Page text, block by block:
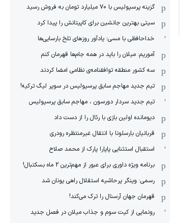
گزینه پرسپولیس با ۷۰ میلیارد تومان به فروش رسید
سیتی بهترین جانشین برای کاپیتانش را پیدا کرد
خداحافظی با مسی؛ یادآور روزهای تلخ بارسایی‌ها
آموریم: میلان را باید در همه جام‌ها قهرمان کنم
سه کشور منطقه توافقنامه‌ی نظامی امضا کردند
تیم جدید مهاجم سابق پرسپولیس در سوپر لیگ ترکیه!
تیم جدید سردار دورسون ، مهاجم سابق پرسپولیس
دیومانده اولین بازی با رئال را از دست داد
قربانیان بارسلونا با انتقال غیرمنتظره رودری
استقبال استثنایی پاپارا پارک از محمد صلاح
برنامه ویژه داوری برای عبور از مهم‌ترین 2 ماه بسکتبال!
رسمی: وینگر پرحاشیه استقلال راهی یونان شد
قهرمان جهان آرسنال را ترک می‌کند!
رونمایی از کیت سوم و جذاب میلان در فصل جدید